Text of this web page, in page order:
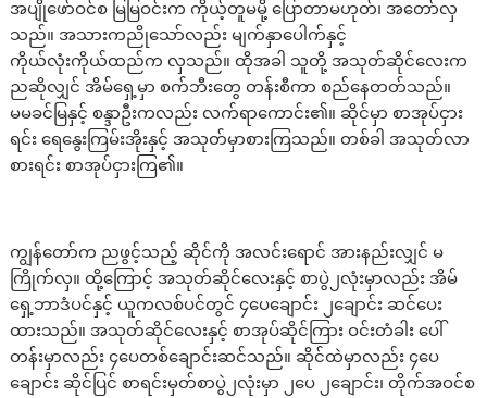
အပျိုဖော်ဝင်စ မြမြဝင်းက ကိုယ့်တူမမို့ ပြောတာမဟုတ်၊ အတော်လှ
သည်။ အသားကညိုသော်လည်း မျက်နှာပေါက်နှင့်
ကိုယ်လုံးကိုယ်ထည်က လှသည်။ ထိုအခါ သူတို့ အသုတ်ဆိုင်လေးက
ညဆိုလျှင် အိမ်ရှေ့မှာ စက်ဘီးတွေ တန်းစီကာ စည်နေတတ်သည်။
မမခင်မြနှင့် စန္ဒာဦးကလည်း လက်ရာကောင်း၏။ ဆိုင်မှာ စာအုပ်ငှား
ရင်း ရေနွေးကြမ်းအိုးနှင့် အသုတ်မှာစားကြသည်။ တစ်ခါ အသုတ်လာ
စားရင်း စာအုပ်ငှားကြ၏။
ကျွန်တော်က ညဖွင့်သည့် ဆိုင်ကို အလင်းရောင် အားနည်းလျှင် မ
ကြိုက်လှ။ ထို့ကြောင့် အသုတ်ဆိုင်လေးနှင့် စာပွဲ၂လုံးမှာလည်း အိမ်
ရှေ့ဘာဒံပင်နှင့် ယူကလစ်ပင်တွင် ၄ပေချောင်း ၂ချောင်း ဆင်ပေး
ထားသည်။ အသုတ်ဆိုင်လေးနှင့် စာအုပ်ဆိုင်ကြား ဝင်းတံခါး ပေါ်
တန်းမှာလည်း ၄ပေတစ်ချောင်းဆင်သည်။ ဆိုင်ထဲမှာလည်း ၄ပေ
ချောင်း ဆိုင်ပြင် စာရင်းမှတ်စာပွဲ၂လုံးမှာ ၂ပေ ၂ချောင်း၊ တိုက်အဝင်စ